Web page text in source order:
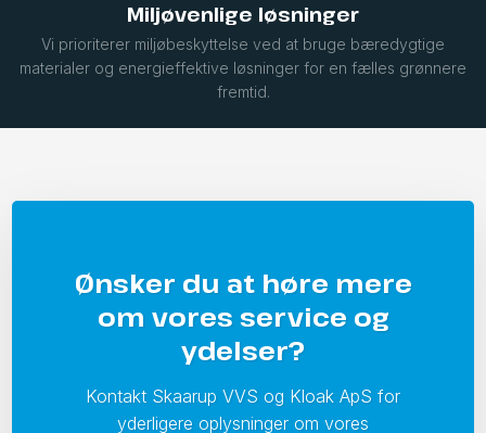
Miljøvenlige løsninger
Vi prioriterer miljøbeskyttelse ved at bruge bæredygtige
materialer og energieffektive løsninger for en fælles grønnere
fremtid.
Ønsker du at høre mere
om vores service og
ydelser?
Kontakt Skaarup VVS og Kloak ApS for
yderligere oplysninger om vores